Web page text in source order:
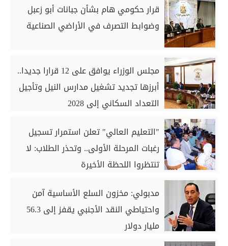
قرار حكومي هام بشأن جبانات أبو زعبل
وضوابط التصرف في الأراضي الصناعية
مجلس الوزراء يوافق على 12 قرارا جديدا..
أبرزها تجديد تشغيل مدارس النيل وتأجيل
التعداد السكاني إلى 2028
"التعليم العالي" تعلن استمرار تسجيل
رغبات المرحلة الأولى.. وتحذر الطلاب: لا
تنتظروا اللحظة الأخيرة
مدبولي: مخزون السلع الأساسية آمن
واحتياطي النقد الأجنبي يقفز إلى 56.3
مليار دولار